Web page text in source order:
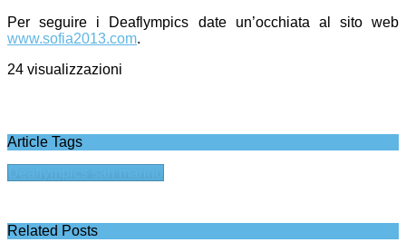
Per seguire i Deaflympics date un’occhiata al sito web
www.sofia2013.com.
24 visualizzazioni
Article Tags
Related Posts